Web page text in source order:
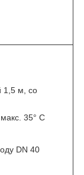
1,5 м, со
35° C
DN 40